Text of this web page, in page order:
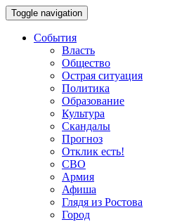
Toggle navigation
События
Власть
Общество
Острая ситуация
Политика
Образование
Культура
Скандалы
Прогноз
Отклик есть!
СВО
Армия
Афиша
Глядя из Ростова
Город